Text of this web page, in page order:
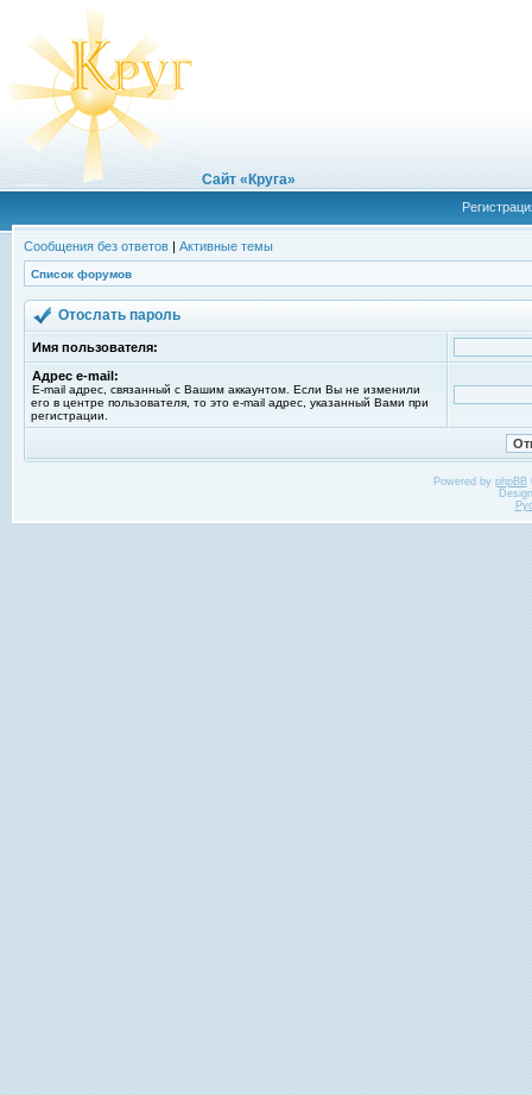
Сайт «Круга»
Сообщения без ответов | Активные темы
Список форумов
Отослать пароль
Имя пользователя:
Адрес e-mail:
E-mail адрес, связанный с Вашим аккаунтом. Если Вы не изменили
его в центре пользователя, то это e-mail адрес, указанный Вами при
регистрации.
Powered by phpBB